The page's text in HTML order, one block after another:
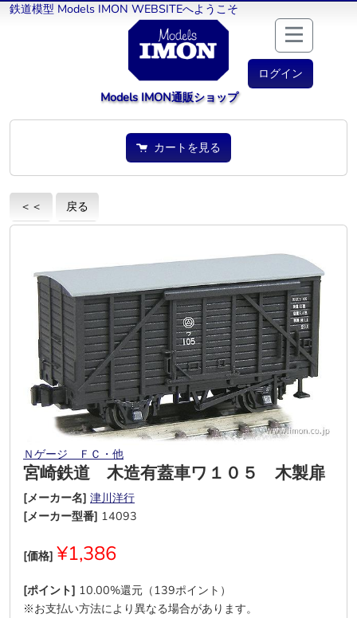
鉄道模型 Models IMON WEBSITEへようこそ
ログイン
Models IMON通販ショップ
カートを見る
＜＜ 戻る
Ｎゲージ ＦＣ・他
宮崎鉄道 木造有蓋車ワ１０５ 木製扉
[メーカー名] 津川洋行
[メーカー型番] 14093
[価格] ¥1,386
[ポイント] 10.00%還元（139ポイント）
※お支払い方法により異なる場合があります。